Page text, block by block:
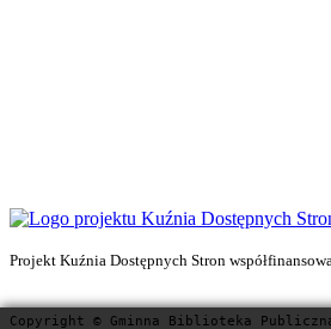
Projekt Kuźnia Dostępnych Stron
Copyright © Gminna Biblioteka